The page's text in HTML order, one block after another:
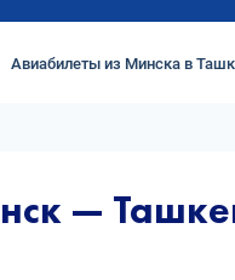
Авиабилеты из Минска в
—